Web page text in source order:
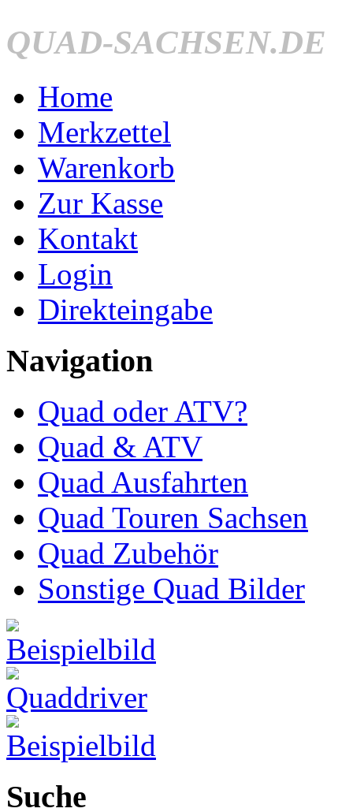
QUAD-SACHSEN.DE
Home
Merkzettel
Warenkorb
Zur Kasse
Kontakt
Login
Direkteingabe
Navigation
Quad oder ATV?
Quad & ATV
Quad Ausfahrten
Quad Touren Sachsen
Quad Zubehör
Sonstige Quad Bilder
Suche